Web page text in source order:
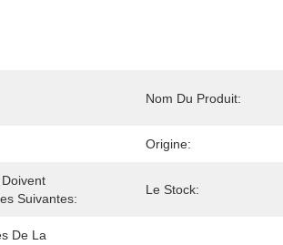
Nom Du Produit:
Origine:
Suivantes:
Le Stock:
De La